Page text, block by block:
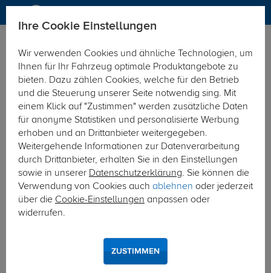
MODELÜBERSICHT
PKW-Kupplungskonfigurator
Umgebung und ermöglicht ein unbeschwertes
1
Hersteller
2
Modell
3
Anhängerkupplung und Elektrosatz für den
Nissan Sunny finden.
Ihre Cookie Einstellungen
Wir verwenden Cookies und ähnliche Technologien, um
Ihnen für Ihr Fahrzeug optimale Produktangebote zu
bieten. Dazu zählen Cookies, welche für den Betrieb
und die Steuerung unserer Seite notwendig sing. Mit
einem Klick auf "Zustimmen" werden zusätzliche Daten
für anonyme Statistiken und personalisierte Werbung
erhoben und an Drittanbieter weitergegeben.
Weitergehende Informationen zur Datenverarbeitung
durch Drittanbieter, erhalten Sie in den Einstellungen
sowie in unserer Datenschutzerklärung. Sie können die
Verwendung von Cookies auch ablehnen oder jederzeit
über die Cookie-Einstellungen anpassen oder
widerrufen.
ZUSTIMMEN